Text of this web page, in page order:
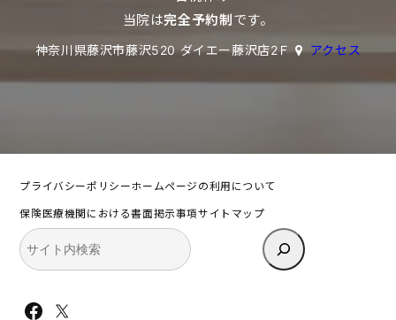
当院は完全予約制です。
神奈川県藤沢市藤沢520 ダイエー藤沢店2Ｆ アクセス
プライバシーポリシーホームページの利用について
保険医療機関における書面掲示事項サイトマップ
検
索
Facebook
X